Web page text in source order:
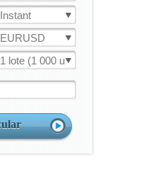
Instant
EURUSD
1 lote (1 000 un.)